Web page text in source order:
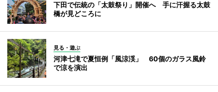
下田で伝統の「太鼓祭り」開催へ 手に汗握る太鼓
橋が見どころに
見る・遊ぶ
河津七滝で夏恒例「風涼渓」 60個のガラス風鈴
で涼を演出